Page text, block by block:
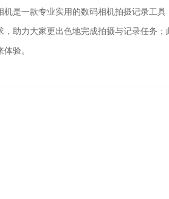
机是一款专业实用的数码相机拍摄记录工
，助力大家更出色地完成拍摄与记录任务
体验。